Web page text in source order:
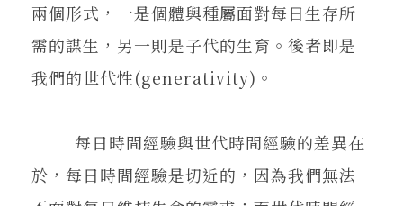
兩個形式，一是個體與種屬面對每日生存所
需的謀生，另一則是子代的生育。後者即是
我們的世代性(generativity)。
每日時間經驗與世代時間經驗的差異在
於，每日時間經驗是切近的，因為我們無法